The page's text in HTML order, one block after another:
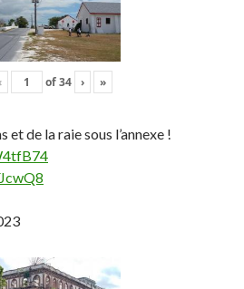
of34 › »
et de la raie sous l’annexe !